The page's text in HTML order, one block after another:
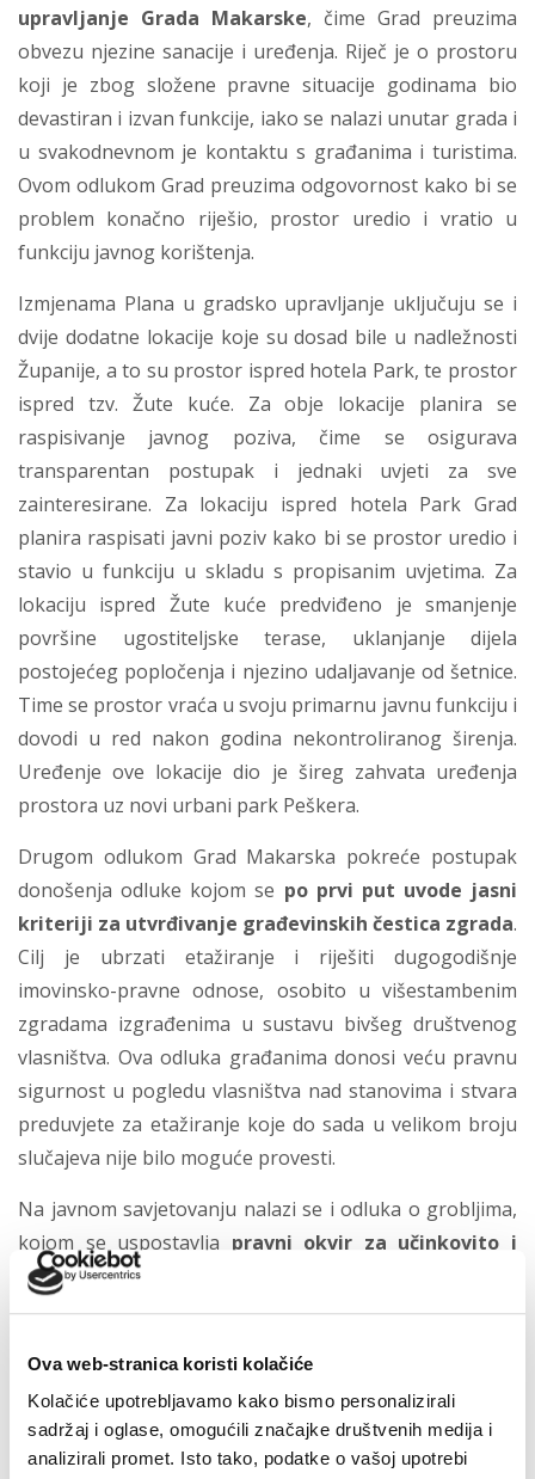
Ova web-stranica koristi kolačiće
Kolačiće upotrebljavamo kako bismo personalizirali
sadržaj i oglase, omogućili značajke društvenih medija i
analizirali promet. Isto tako, podatke o vašoj upotrebi
upravljanje Grada Makarske, čime Grad preuzima
obvezu njezine sanacije i uređenja. Riječ je o prostoru
koji je zbog složene pravne situacije godinama bio
devastiran i izvan funkcije, iako se nalazi unutar grada i
u svakodnevnom je kontaktu s građanima i turistima.
Ovom odlukom Grad preuzima odgovornost kako bi se
problem konačno riješio, prostor uredio i vratio u
funkciju javnog korištenja.
Izmjenama Plana u gradsko upravljanje uključuju se i
dvije dodatne lokacije koje su dosad bile u nadležnosti
Županije, a to su prostor ispred hotela Park, te prostor
ispred tzv. Žute kuće. Za obje lokacije planira se
raspisivanje javnog poziva, čime se osigurava
transparentan postupak i jednaki uvjeti za sve
zainteresirane. Za lokaciju ispred hotela Park Grad
planira raspisati javni poziv kako bi se prostor uredio i
stavio u funkciju u skladu s propisanim uvjetima. Za
lokaciju ispred Žute kuće predviđeno je smanjenje
površine ugostiteljske terase, uklanjanje dijela
postojećeg popločenja i njezino udaljavanje od šetnice.
Time se prostor vraća u svoju primarnu javnu funkciju i
dovodi u red nakon godina nekontroliranog širenja.
Uređenje ove lokacije dio je šireg zahvata uređenja
prostora uz novi urbani park Peškera.
Drugom odlukom Grad Makarska pokreće postupak
donošenja odluke kojom se po prvi put uvode jasni
kriteriji za utvrđivanje građevinskih čestica zgrada.
Cilj je ubrzati etažiranje i riješiti dugogodišnje
imovinsko-pravne odnose, osobito u višestambenim
zgradama izgrađenima u sustavu bivšeg društvenog
vlasništva. Ova odluka građanima donosi veću pravnu
sigurnost u pogledu vlasništva nad stanovima i stvara
preduvjete za etažiranje koje do sada u velikom broju
slučajeva nije bilo moguće provesti.
Na javnom savjetovanju nalazi se i odluka o grobljima,
kojom se uspostavlja pravni okvir za učinkovito i
transparentno upravljanje grobljima
važećim zakonskim propisima. Ova odluka je izuzetno
godina, a prvi put će se detaljno definirati pravila
korištenja grobnih mjesta, prava i obveze korisnika i
upravitelja, uvjete dodjele i korištenja grobnih mjesta,